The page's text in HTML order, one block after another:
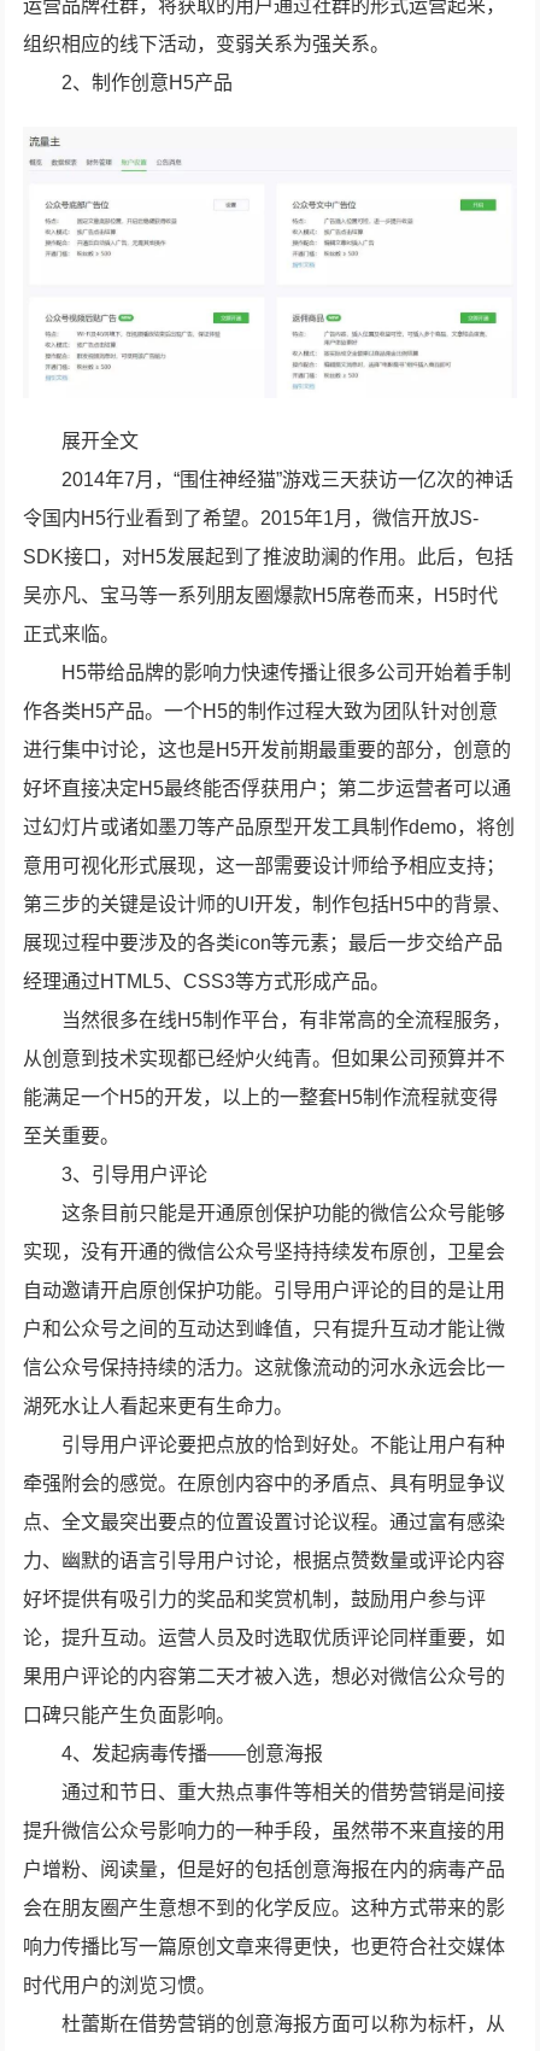
运营品牌社群，将获取的用户通过社群的形式运营起来，
组织相应的线下活动，变弱关系为强关系。
2、制作创意H5产品
展开全文
2014年7月，“围住神经猫”游戏三天获访一亿次的神话
令国内H5行业看到了希望。2015年1月，微信开放JS-
SDK接口，对H5发展起到了推波助澜的作用。此后，包括
吴亦凡、宝马等一系列朋友圈爆款H5席卷而来，H5时代
正式来临。
H5带给品牌的影响力快速传播让很多公司开始着手制
作各类H5产品。一个H5的制作过程大致为团队针对创意
进行集中讨论，这也是H5开发前期最重要的部分，创意的
好坏直接决定H5最终能否俘获用户；第二步运营者可以通
过幻灯片或诸如墨刀等产品原型开发工具制作demo，将创
意用可视化形式展现，这一部需要设计师给予相应支持；
第三步的关键是设计师的UI开发，制作包括H5中的背景、
展现过程中要涉及的各类icon等元素；最后一步交给产品
经理通过HTML5、CSS3等方式形成产品。
当然很多在线H5制作平台，有非常高的全流程服务，
从创意到技术实现都已经炉火纯青。但如果公司预算并不
能满足一个H5的开发，以上的一整套H5制作流程就变得
至关重要。
3、引导用户评论
这条目前只能是开通原创保护功能的微信公众号能够
实现，没有开通的微信公众号坚持持续发布原创，卫星会
自动邀请开启原创保护功能。引导用户评论的目的是让用
户和公众号之间的互动达到峰值，只有提升互动才能让微
信公众号保持持续的活力。这就像流动的河水永远会比一
湖死水让人看起来更有生命力。
引导用户评论要把点放的恰到好处。不能让用户有种
牵强附会的感觉。在原创内容中的矛盾点、具有明显争议
点、全文最突出要点的位置设置讨论议程。通过富有感染
力、幽默的语言引导用户讨论，根据点赞数量或评论内容
好坏提供有吸引力的奖品和奖赏机制，鼓励用户参与评
论，提升互动。运营人员及时选取优质评论同样重要，如
果用户评论的内容第二天才被入选，想必对微信公众号的
口碑只能产生负面影响。
4、发起病毒传播——创意海报
通过和节日、重大热点事件等相关的借势营销是间接
提升微信公众号影响力的一种手段，虽然带不来直接的用
户增粉、阅读量，但是好的包括创意海报在内的病毒产品
会在朋友圈产生意想不到的化学反应。这种方式带来的影
响力传播比写一篇原创文章来得更快，也更符合社交媒体
时代用户的浏览习惯。
杜蕾斯在借势营销的创意海报方面可以称为标杆，从